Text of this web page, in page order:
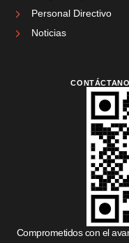
Personal Directivo
Noticias
Comprometidos con el